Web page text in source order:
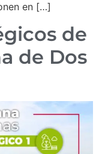
en […]
de
de Dos